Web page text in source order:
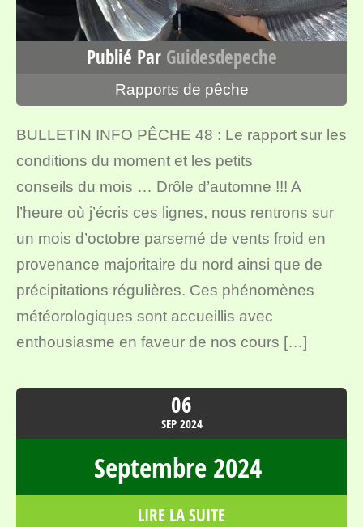
Publié Par Guidesdepeche
Rapports de pêche
BULLETIN INFO PÊCHE 48 : Le rapport sur les
conditions du moment et les petits
conseils du mois … Drôle d’automne !!! A
l’heure où j’écris ces lignes, nous rentrons sur
un mois d’octobre parsemé de vents froid en
provenance majoritaire du nord ainsi que de
précipitations régulières. Ces phénomènes
météorologiques sont accueillis avec
enthousiasme en faveur de nos cours […]
06
SEP2024
Septembre 2024
LIRE LA SUITE